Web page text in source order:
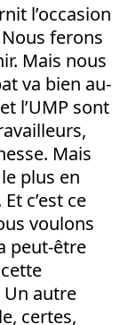
l’occasion
ferons
Mais nous
va bien au-
l’UMP sont
Mais
plus en
c’est ce
voulons
peut-être
Un autre
certes,